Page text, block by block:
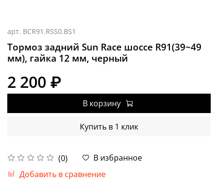
арт. BCR91.RSS0.BS1
Тормоз задний Sun Race шоссе R91(39~49
мм), гайка 12 мм, черный
(0)
В избранное
Добавить в сравнение
2 200 ₽
В корзину
Купить в 1 клик